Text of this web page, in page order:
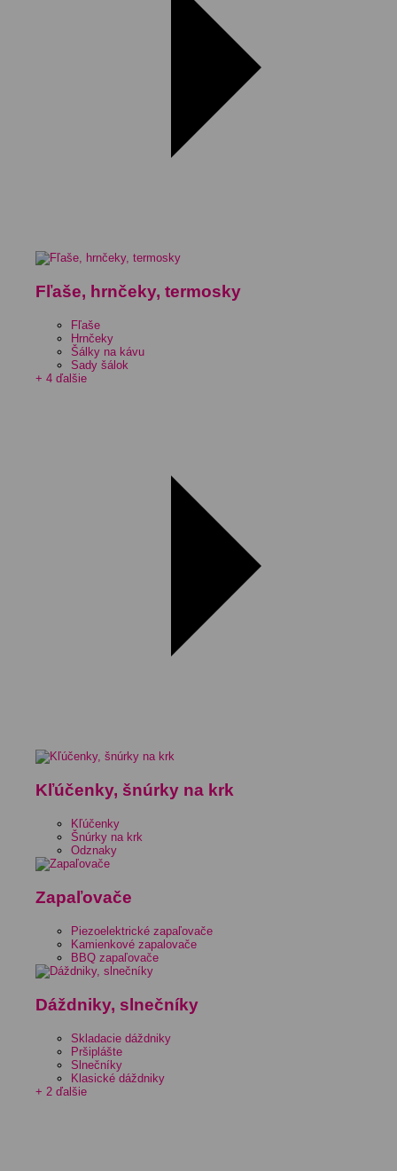
Fľaše, hrnčeky, termosky
Fľaše
Hrnčeky
Šálky na kávu
Sady šálok
+ 4 ďalšie
Kľúčenky, šnúrky na krk
Kľúčenky
Šnúrky na krk
Odznaky
Zapaľovače
Piezoelektrické zapaľovače
Kamienkové zapalovače
BBQ zapaľovače
Dáždniky, slnečníky
Skladacie dáždniky
Pršiplášte
Slnečníky
Klasické dáždniky
+ 2 ďalšie